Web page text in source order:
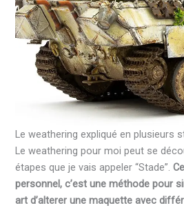
Le weathering expliqué en plusieurs
Le weathering pour moi peut se
étapes que je vais appeler “Stade”.
personnel, c’est une méthode pour
art d’alterer une maquette avec